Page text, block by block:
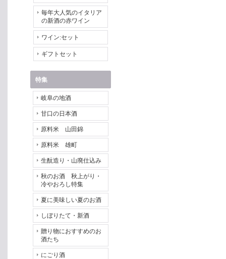
毎年大人気のイタリア
の新酒の赤ワイン
ワイン:セット
ギフトセット
特集
岐阜の地酒
甘口の日本酒
原料米 山田錦
原料米 雄町
生酛造り・山廃仕込み
秋のお酒 秋上がり・
冷やおろし特集
夏に美味しい夏のお酒
しぼりたて・新酒
贈り物におすすめのお
酒たち
にごり酒